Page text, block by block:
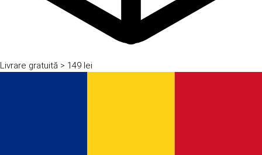
Livrare gratuită > 149 lei